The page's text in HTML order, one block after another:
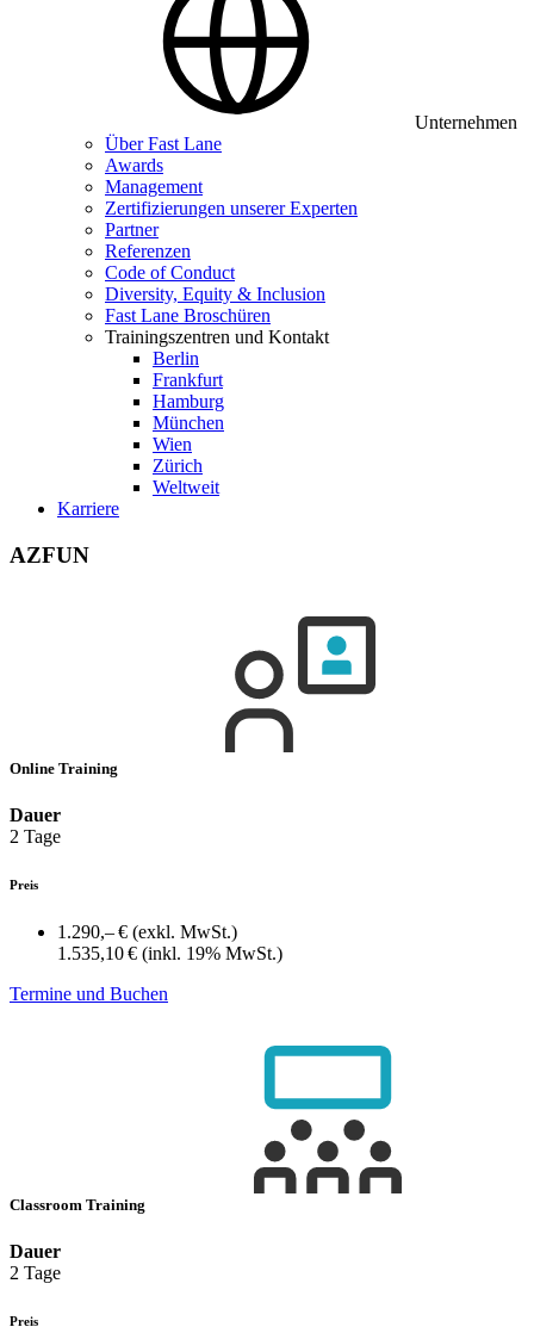
Unternehmen
Über Fast Lane
Awards
Management
Zertifizierungen unserer Experten
Partner
Referenzen
Code of Conduct
Diversity, Equity & Inclusion
Fast Lane Broschüren
Trainingszentren und Kontakt
Berlin
Frankfurt
Hamburg
München
Wien
Zürich
Weltweit
Karriere
AZFUN
Online Training
Dauer
2 Tage
Preis
1.290,– € (exkl. MwSt.)
1.535,10 € (inkl. 19% MwSt.)
Termine und Buchen
Classroom Training
Dauer
2 Tage
Preis